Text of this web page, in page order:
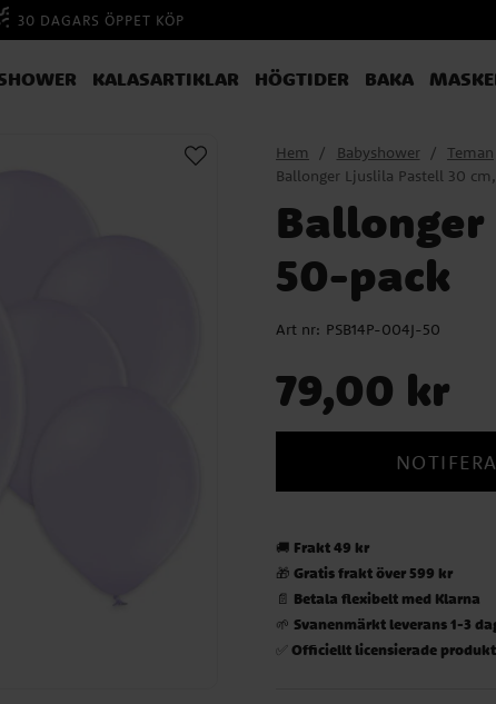
30 DAGARS ÖPPET KÖP
KALASARTIKLAR HÖGTIDER BAKA
Hem Babyshower
Teman
Ballonger Ljuslila Pastell 30
50-pack
Art nr: PSB14P-004J-50
79,00 kr
🚚 Frakt 49 kr
🎁Gratis frakt över 599 kr
📄 Betala flexibelt med Klarna
🌱Svanenmärkt leverans 1-3
✅Officiellt licensierade